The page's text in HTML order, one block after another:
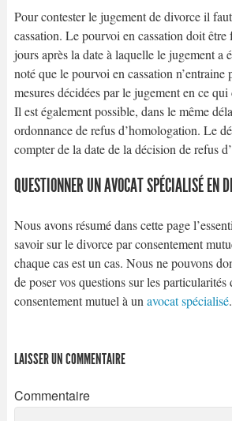
Pour contester le jugement de divorce il
cassation. Le pourvoi en cassation doit être
jours après la date à laquelle le jugement a
noté que le pourvoi en cassation n’entraine
mesures décidées par le jugement en ce
Il est également possible, dans le même
ordonnance de refus d’homologation. Le
compter de la date de la décision de refus
QUESTIONNER UN AVOCAT SPÉCIALISÉ EN
Nous avons résumé dans cette page
savoir sur le divorce par consentement
chaque cas est un cas. Nous ne pouvons
de poser vos questions sur les
consentement mutuel à un avocat spécialisé.
LAISSER UN COMMENTAIRE
Commentaire